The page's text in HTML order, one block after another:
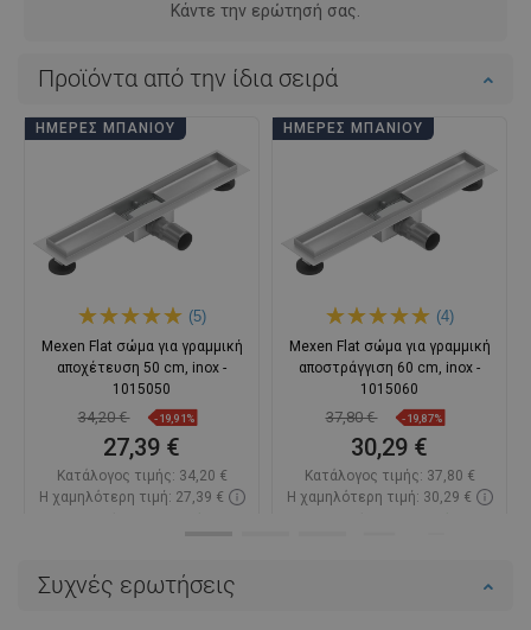
Συχνές ερωτήσεις
Κάντε την ερώτησή σας.
Προϊόντα από την ίδια σειρά
ΗΜΈΡΕΣ ΜΠΆΝΙΟΥ
(5)
Mexen Flat σώμα για γραμμική
αποχέτευση 50 cm, inox -
1015050
34,20 € -19,91%
27,39 €
Κατάλογος τιμής: 34,20 €
Η χαμηλότερη τιμή: 27,39 €
ΗΜΈΡΕΣ ΜΠΆΝΙΟΥ
(4)
Mexen Flat σώμα για γραμμική
αποστράγγιση 60 cm, inox -
1015060
37,80 € -19,87%
30,29 €
Κατάλογος τιμής: 37,80 €
Η χαμηλότερη τιμή: 30,29 €